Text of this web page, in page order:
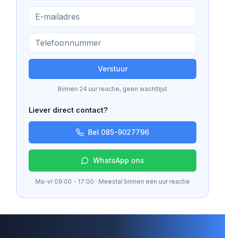
Verstuur
Binnen 24 uur reactie, geen wachtlijst
Liever direct contact?
Bel 085-9027796
WhatsApp ons
Ma-vr 09:00 - 17:00 · Meestal binnen een uur reactie